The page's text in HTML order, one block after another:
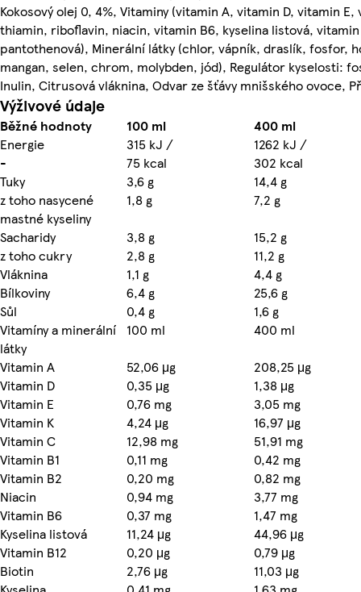
Kokosový olej 0, 4%, Vitaminy (vitamin A, vitamin D, vitamin
thiamin, riboflavin, niacin, vitamin B6, kyselina listová,
pantothenová), Minerální látky (chlor, vápník, draslík, fosfor,
mangan, selen, chrom, molybden, jód), Regulátor kyselosti:
Inulin, Citrusová vláknina, Odvar ze šťávy mnišského ovoce,
Výživové údaje
Běžné hodnoty 100 ml
400 ml
Energie
315 kJ /
1262 kJ /
-
75 kcal
302 kcal
Tuky
3,6 g
14,4 g
z toho nasycené
mastné kyseliny
1,8 g
7,2 g
Sacharidy
3,8 g
15,2 g
z toho cukry
2,8 g
11,2 g
Vláknina
1,1 g
4,4 g
Bílkoviny
6,4 g
25,6 g
Sůl
0,4 g
1,6 g
Vitamíny a minerální
látky
100 ml
400 ml
Vitamin A
52,06 μg
208,25 μg
Vitamin D
0,35 μg
1,38 μg
Vitamin E
0,76 mg
3,05 mg
Vitamin K
4,24 μg
16,97 μg
Vitamin C
12,98 mg
51,91 mg
Vitamin B1
0,11 mg
0,42 mg
Vitamin B2
0,20 mg
0,82 mg
Niacin
0,94 mg
3,77 mg
Vitamin B6
0,37 mg
1,47 mg
Kyselina listová
11,24 μg
44,96 μg
Vitamin B12
0,20 μg
0,79 μg
Biotin
2,76 μg
11,03 μg